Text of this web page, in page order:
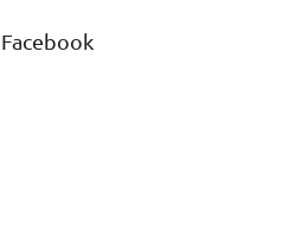
Facebook